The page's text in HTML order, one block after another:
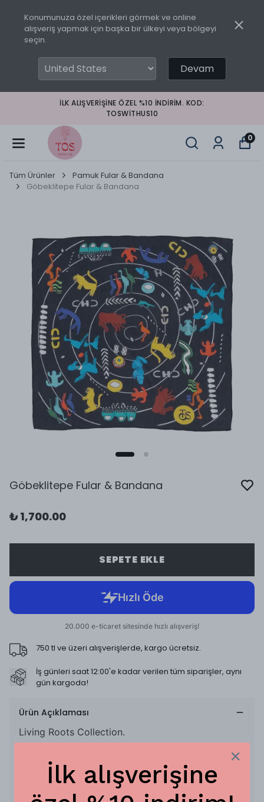
Konumunuza özel içerikleri görmek ve online
alışveriş yapmak için başka bir ülkeyi veya bölgeyi
seçin.
Devam
İLK ALIŞVERIŞINE ÖZEL %10 INDIRIM. KOD:
TOSWITHUS10
0
Tüm Ürünler
Pamuk Fular & Bandana
Göbeklitepe Fular & Bandana
Göbeklitepe Fular & Bandana
₺ 1,700.00
SEPETE EKLE
750 tl ve üzeri alışverişlerde, kargo ücretsiz.
İş günleri saat 12:00'e kadar verilen tüm siparişler, aynı
gün kargoda!
Ürün Açıklaması
Living Roots Collection.
ürünleriyle senin yol arkadaşın olmaya hazır.
To's ürünlerinin ince dokusu sayesinde,
ürünleri hem fular hem de bandana olarak
İlk alışverişine